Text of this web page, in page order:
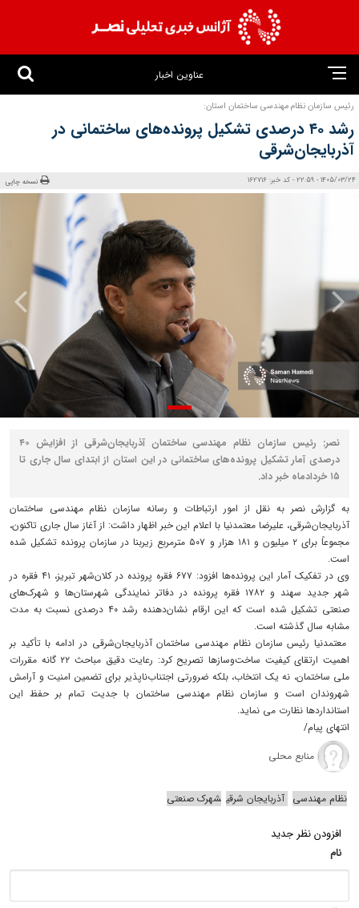
عناوین اخبار
رئیس سازمان نظام مهندسی ساختمان استان:
رشد ۴۰ درصدی تشکیل پرونده‌های ساختمانی در
آذربایجان‌شرقی
1405/03/24 - 22:59 - کد خبر: 162716 نسخه چاپی
نصر: رئیس سازمان نظام مهندسی ساختمان آذربایجان‌شرقی از افزایش ۴۰
درصدی آمار تشکیل پرونده‌های ساختمانی در این استان از ابتدای سال جاری تا
۱۵ خردادماه خبر داد.
به گزارش نصر به نقل از امور ارتباطات و رسانه سازمان نظام مهندسی ساختمان
آذربایجان‌شرقی، علیرضا معتمدنیا با اعلام این خبر اظهار داشت: از آغاز سال جاری تاکنون،
مجموعاً برای ۲ میلیون و ۱۸۱ هزار و ۵۰۷ مترمربع زیربنا در سازمان پرونده تشکیل شده
است.
وی در تفکیک آمار این پرونده‌ها افزود: ۶۷۷ فقره پرونده در کلان‌شهر تبریز، ۴۱ فقره در
شهر جدید سهند و ۱۷۸۲ فقره پرونده در دفاتر نمایندگی شهرستان‌ها و شهرک‌های
صنعتی تشکیل شده است که این ارقام نشان‌دهنده رشد ۴۰ درصدی نسبت به مدت
مشابه سال گذشته است.
معتمدنیا رئیس سازمان نظام مهندسی ساختمان آذربایجان‌شرقی در ادامه با تأکید بر
اهمیت ارتقای کیفیت ساخت‌وسازها تصریح کرد: رعایت دقیق مباحث ۲۲ گانه مقررات
ملی ساختمان، نه یک انتخاب، بلکه ضرورتی اجتناب‌ناپذیر برای تضمین امنیت و آرامش
شهروندان است و سازمان نظام مهندسی ساختمان با جدیت تمام بر حفظ این
استانداردها نظارت می نماید.
انتهای پیام/
منابع محلی
نظام مهندسی آذربایجان شرقی شهرک صنعتی
افزودن نظر جدید
نام